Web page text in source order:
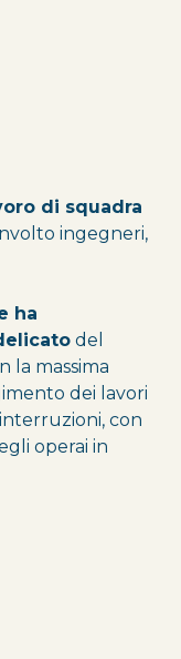
di squadra
ingegneri,
ha
del
la massima
dei lavori
con
operai in